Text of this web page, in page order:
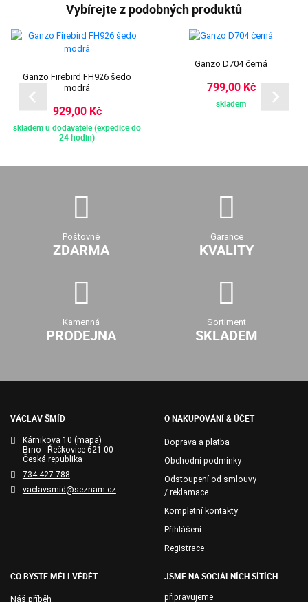
Vybírejte z podobných produktů
Ganzo Firebird FH926 šedo
modrá
929,00 Kč
skladem u dodavatele (expedice do
24 hodin)
Ganzo D704 černá
799,00 Kč
skladem
Poštovné
ZDARMA
Garance
KVALITY
Kamenná
PRODEJNA
Sortiment
SKLADEM
VÁCLAV ŠMÍD
Kárnikova 10 (mapa)
Brno - Řečkovice 621 00
Česká republika
734 427 788
vaclavsmid@seznam.cz
O NAKUPOVÁNÍ & ÚČET
Doprava a platba
Obchodní podmínky
Odstoupení od smlouvy
/ reklamace
Kompletní kontakty
Přihlášení
Registrace
CO BYSTE MĚLI VĚDĚT
Náš příběh
JSME NA SOCIÁLNÍCH SÍTÍCH
připravujeme